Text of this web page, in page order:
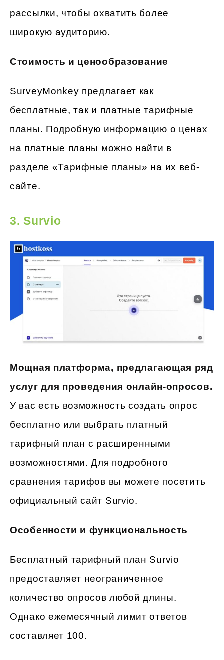
рассылки, чтобы охватить более
широкую аудиторию.
Стоимость и ценообразование
SurveyMonkey предлагает как
бесплатные, так и платные тарифные
планы. Подробную информацию о ценах
на платные планы можно найти в
разделе «Тарифные планы» на их веб-
сайте.
3. Survio
Мощная платформа, предлагающая ряд
услуг для проведения онлайн-опросов.
У вас есть возможность создать опрос
бесплатно или выбрать платный
тарифный план с расширенными
возможностями. Для подробного
сравнения тарифов вы можете посетить
официальный сайт Survio.
Особенности и функциональность
Бесплатный тарифный план Survio
предоставляет неограниченное
количество опросов любой длины.
Однако ежемесячный лимит ответов
составляет 100.